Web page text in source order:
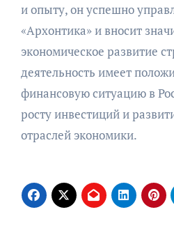
и опыту, он успешно
«Архонтика» и вносит
экономическое развитие
деятельность имеет
финансовую ситуацию в
росту инвестиций и
отраслей экономики.